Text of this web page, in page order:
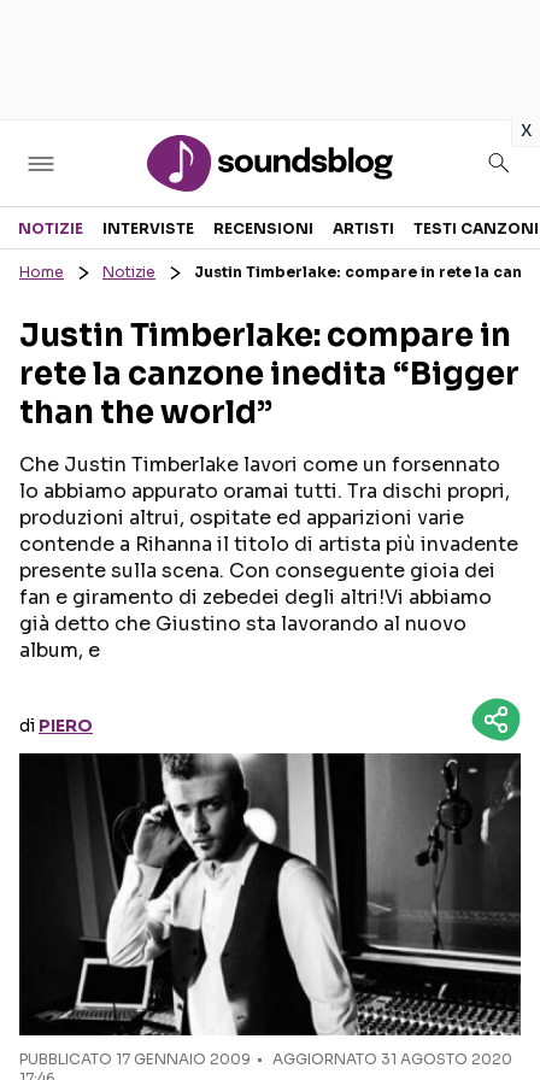
x
Sezioni
RECENSIONI MUSICALI
INTERVISTE
GOSSIP E CURIOSITÀ
TESTI CANZONI
TOUR ED EVENTI
Seguici sui social
NOTIZIE INTERVISTE RECENSIONI ARTISTI TESTI CANZONI
Home Notizie Justin Timberlake: compare in rete la
Justin Timberlake: compare in
rete la canzone inedita “Bigger
than the world”
Che Justin Timberlake lavori come un forsennato
lo abbiamo appurato oramai tutti. Tra dischi propri,
produzioni altrui, ospitate ed apparizioni varie
contende a Rihanna il titolo di artista più invadente
presente sulla scena. Con conseguente gioia dei
fan e giramento di zebedei degli altri!Vi abbiamo
già detto che Giustino sta lavorando al nuovo
album, e
di PIERO
PUBBLICATO 17 GENNAIO 2009
AGGIORNATO 31 AGOSTO 2020